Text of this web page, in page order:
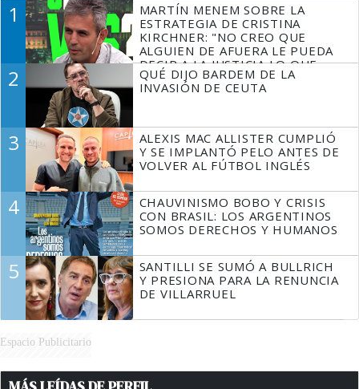
1
MARTÍN MENEM SOBRE LA
ESTRATEGIA DE CRISTINA
KIRCHNER: "NO CREO QUE
ALGUIEN DE AFUERA LE PUEDA
DECIR A LA JUSTICIA LO QUE
TIENE QUE HACER"
2
QUÉ DIJO BARDEM DE LA
INVASIÓN DE CEUTA
3
ALEXIS MAC ALLISTER CUMPLIÓ
Y SE IMPLANTÓ PELO ANTES DE
VOLVER AL FÚTBOL INGLÉS
4
CHAUVINISMO BOBO Y CRISIS
CON BRASIL: LOS ARGENTINOS
SOMOS DERECHOS Y HUMANOS
5
SANTILLI SE SUMÓ A BULLRICH
Y PRESIONA PARA LA RENUNCIA
DE VILLARRUEL
Espacio Publicitario